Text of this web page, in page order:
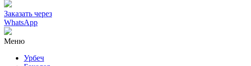
Заказать через
WhatsApp
Меню
Урбеч